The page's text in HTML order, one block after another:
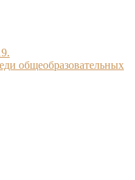
общеобразовательных